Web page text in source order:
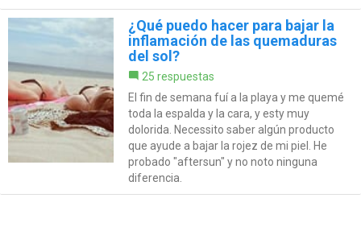
¿Qué puedo hacer para bajar la
inflamación de las quemaduras
del sol?
25 respuestas
El fin de semana fuí a la playa y me quemé
toda la espalda y la cara, y esty muy
dolorida. Necessito saber algún producto
que ayude a bajar la rojez de mi piel. He
probado "aftersun" y no noto ninguna
diferencia.